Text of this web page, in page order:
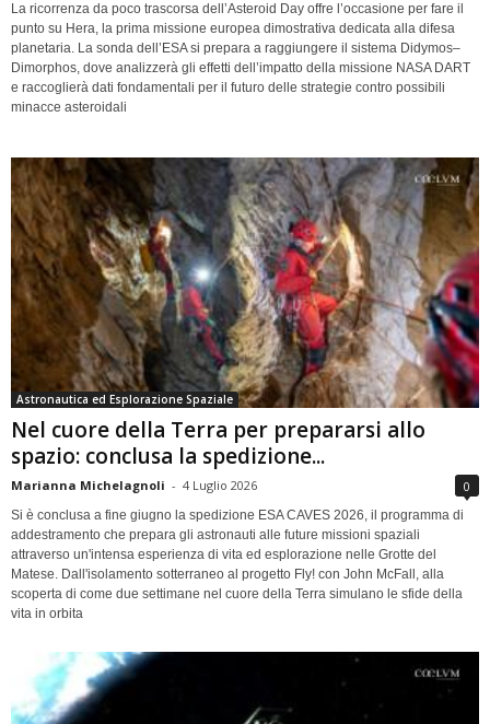
La ricorrenza da poco trascorsa dell’Asteroid Day offre l’occasione per fare il
punto su Hera, la prima missione europea dimostrativa dedicata alla difesa
planetaria. La sonda dell’ESA si prepara a raggiungere il sistema Didymos–
Dimorphos, dove analizzerà gli effetti dell’impatto della missione NASA DART
e raccoglierà dati fondamentali per il futuro delle strategie contro possibili
minacce asteroidali
Astronautica ed Esplorazione Spaziale
Nel cuore della Terra per prepararsi allo
spazio: conclusa la spedizione...
Marianna Michelagnoli - 4 Luglio 2026 0
Si è conclusa a fine giugno la spedizione ESA CAVES 2026, il programma di
addestramento che prepara gli astronauti alle future missioni spaziali
attraverso un'intensa esperienza di vita ed esplorazione nelle Grotte del
Matese. Dall'isolamento sotterraneo al progetto Fly! con John McFall, alla
scoperta di come due settimane nel cuore della Terra simulano le sfide della
vita in orbita